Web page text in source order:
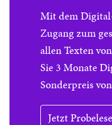
Mit dem
Zugang zum
allen Texten
Sie 3 Monate
Sonderpreis
Jetzt